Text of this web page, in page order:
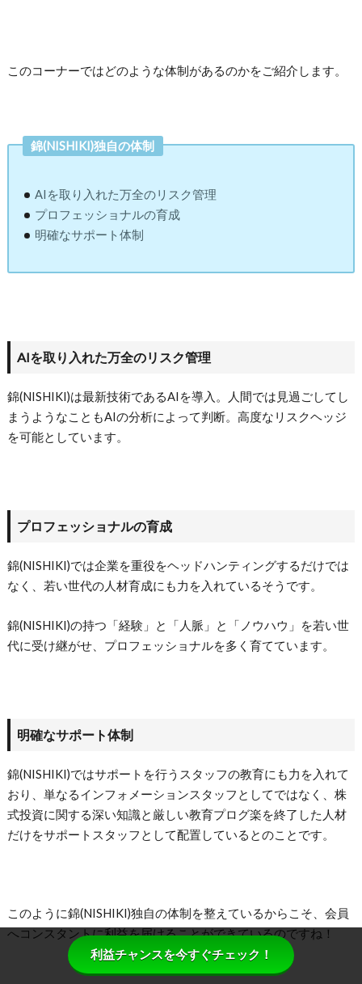
このコーナーではどのような体制があるのかをご紹介します。
錦(NISHIKI)独自の体制
AIを取り入れた万全のリスク管理
プロフェッショナルの育成
明確なサポート体制
AIを取り入れた万全のリスク管理
錦(NISHIKI)は最新技術であるAIを導入。人間では見過ごしてし
まうようなこともAIの分析によって判断。高度なリスクヘッジ
を可能としています。
プロフェッショナルの育成
錦(NISHIKI)では企業を重役をヘッドハンティングするだけでは
なく、若い世代の人材育成にも力を入れているそうです。
錦(NISHIKI)の持つ「経験」と「人脈」と「ノウハウ」を若い世
代に受け継がせ、プロフェッショナルを多く育てています。
明確なサポート体制
錦(NISHIKI)ではサポートを行うスタッフの教育にも力を入れて
おり、単なるインフォメーションスタッフとしてではなく、株
式投資に関する深い知識と厳しい教育プログ楽を終了した人材
だけをサポートスタッフとして配置しているとのことです。
このように錦(NISHIKI)独自の体制を整えているからこそ、会員
へコンスタントに利益を届けることができているのですね！
利益チャンスを今すぐチェック！